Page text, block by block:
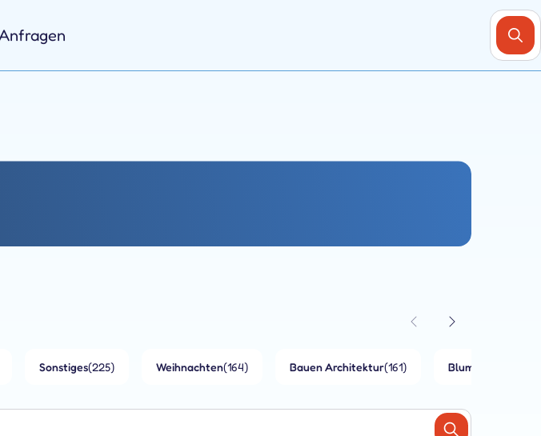
Sonstiges(225) Weihnachten(164) Bauen Architektur(161) Blumen